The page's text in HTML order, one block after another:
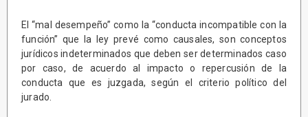
El “mal desempeño” como la “conducta incompatible con la
función” que la ley prevé como causales, son conceptos
jurídicos indeterminados que deben ser determinados caso
por caso, de acuerdo al impacto o repercusión de la
conducta que es juzgada, según el criterio político del
jurado.